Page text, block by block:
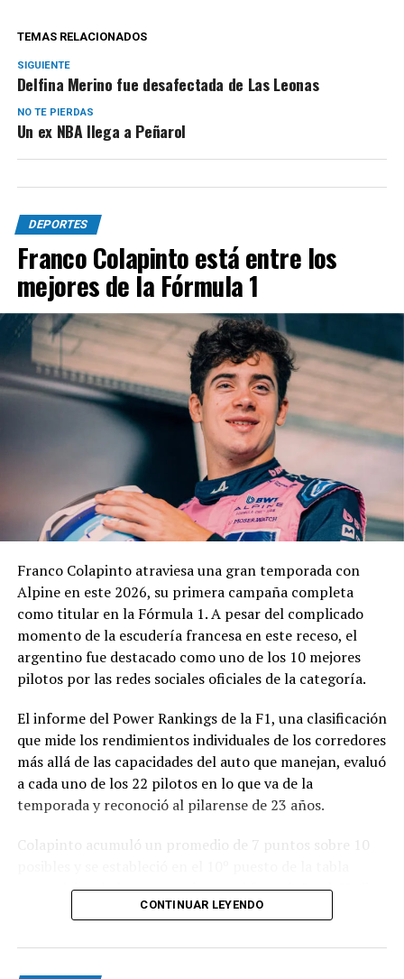
TEMAS RELACIONADOS
SIGUIENTE
Delfina Merino fue desafectada de Las Leonas
NO TE PIERDAS
Un ex NBA llega a Peñarol
DEPORTES
Franco Colapinto está entre los
mejores de la Fórmula 1
Franco Colapinto atraviesa una gran temporada con
Alpine en este 2026, su primera campaña completa
como titular en la Fórmula 1. A pesar del complicado
momento de la escudería francesa en este receso, el
argentino fue destacado como uno de los 10 mejores
pilotos por las redes sociales oficiales de la categoría.
El informe del Power Rankings de la F1, una clasificación
que mide los rendimientos individuales de los corredores
más allá de las capacidades del auto que manejan, evaluó
a cada uno de los 22 pilotos en lo que va de la
temporada y reconoció al pilarense de 23 años.
Colapinto acumuló un promedio de 7 puntos sobre 10
general, igualado en puntaje con el francés Isack Hadjar,
que logró estabilidad con la compleja segunda butaca de
Las actuaciones del pilarense en la primera parte del
CONTINUAR LEYENDO